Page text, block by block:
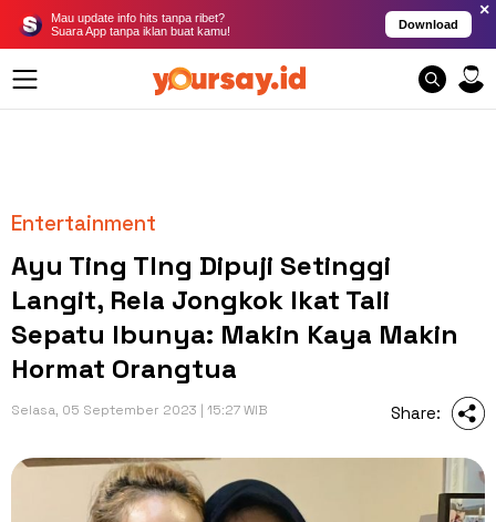
Mau update info hits tanpa ribet?
Suara App tanpa iklan buat kamu!
Download
×
Entertainment
Ayu Ting TIng Dipuji Setinggi
Langit, Rela Jongkok Ikat Tali
Sepatu Ibunya: Makin Kaya Makin
Hormat Orangtua
Selasa, 05 September 2023 | 15:27 WIB Share: